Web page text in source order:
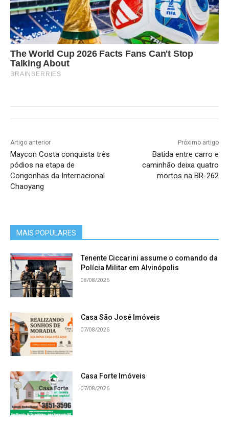
The World Cup 2026 Facts Fans Can't Stop
Talking About
BRAINBERRIES
Artigo anterior
Maycon Costa conquista três
pódios na etapa de
Congonhas da Internacional
Chaoyang
Próximo artigo
Batida entre carro e
caminhão deixa quatro
mortos na BR-262
MAIS POPULARES
Tenente Ciccarini assume o comando da
Polícia Militar em Alvinópolis
08/08/2026
Casa São José Imóveis
07/08/2026
Casa Forte Imóveis
07/08/2026